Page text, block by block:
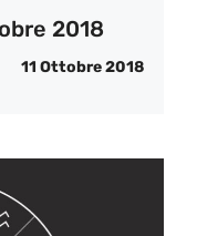
2018
11 Ottobre 2018